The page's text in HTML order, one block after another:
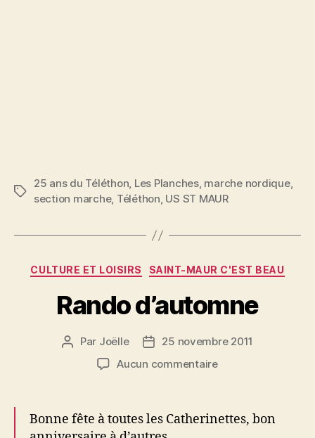
Étiquettes
25 ans du Téléthon, Les Planches, marche nordique,
section marche, Téléthon, US ST MAUR
Catégories
CULTURE ET LOISIRS SAINT-MAUR C'EST BEAU
Rando d’automne
Auteur
l’article
Par Joëlle
Date25 novembre 2011
Aucun commentairesur
Bonne fête à toutes les Catherinettes, bon